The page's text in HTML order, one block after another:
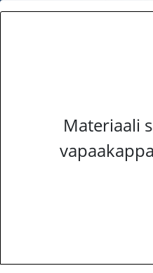
Materiaali